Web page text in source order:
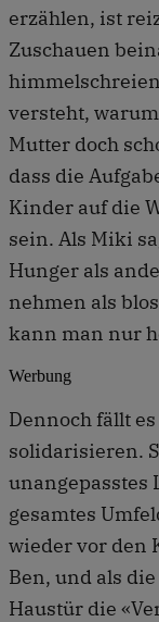
erzählen, ist
Zuschauen
versteht,
Mutter doch
dass die
Kinder auf die
sein. Als Miki
Hunger als
nehmen als
kann man nur
Werbung
Dennoch fällt
solidarisieren.
unangepasstes
gesamtes
wieder vor den
Ben, und als
Haustür die